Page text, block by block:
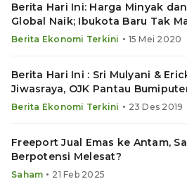
Berita Hari Ini: Harga Minyak
Global Naik; Ibukota Baru Tak
Berita Ekonomi Terkini • 15 Mei 2020
Berita Hari Ini : Sri Mulyani &
Jiwasraya, OJK Pantau
Berita Ekonomi Terkini • 23 Des 2019
Freeport Jual Emas ke Antam,
Berpotensi Melesat?
Saham • 21 Feb 2025